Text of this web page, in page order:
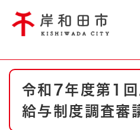
やさしい日本語
防災・緊急情報
ハザードマップ
本
令和7年度第1回
給与制度調査審